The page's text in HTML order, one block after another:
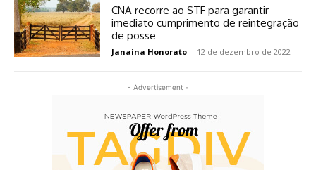
- Advertisement -
CNA recorre ao STF para garantir
imediato cumprimento de reintegração
de posse
Janaina Honorato - 12 de dezembro de 2022